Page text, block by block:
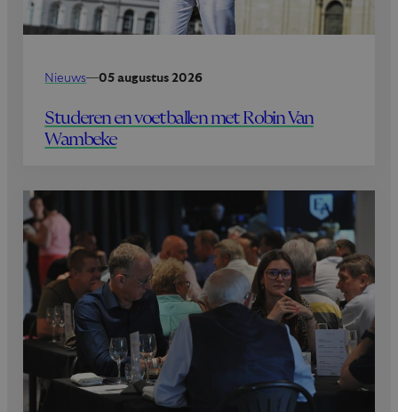
Nieuws—05 augustus 2026
Studeren en voetballen met Robin Van
Wambeke